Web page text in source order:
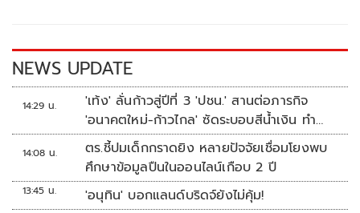
k k
NEWS UPDATE
14:29 น.
'เท้ง' ลั่นก้าวสู่ปีที่ 3 'ปชน.' สานต่อภารกิจ
'อนาคตใหม่-ก้าวไกล' ซัดระบอบสีน้ำเงิน ทำ
หลักนิติรัฐ-นิติธรรมสั่นคลอน
14:08 น.
ตร.ชี้ปมเด็กกราดยิง หลายปัจจัยเชื่อมโยงพบ
ศึกษาข้อมูลปืนในออนไลน์เกือบ 2 ปี
13:45 น. 'อนุทิน' บอกแลนด์บริดจ์ยังไม่คุ้ม!